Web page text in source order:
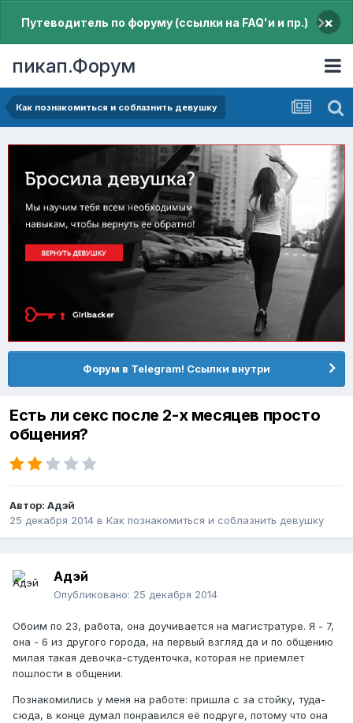
Путеводитель по форуму (ссылки на FAQ'и и пр.) ×
пикап.Форум
Как познакомиться и соблазнить девушку
Форум в Telegram! Ссылки внутри
Есть ли секс после 2-х месяцев просто
общения?
Автор: Адэй
25 декабря 2014 в Как познакомиться и соблазнить девушку
Адэй
Опубликовано: 25 декабря 2014
Обоим по 23, работа, она доучивается на магистратуре. Я - 7,
она - 6 из другого города, на первый взгляд да и по общению
милая такая девочка-студенточка, которая не приемлет
пошлости в общении.
Познакомились у меня на работе: пришла с за стойку, туда-
сюда, в конце думал понравился её подруге, потому что она